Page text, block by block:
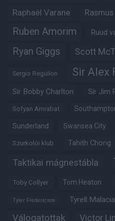
Raphaël Varane
Ruben Amorim Ruud
Ryan Giggs Scott
Sergio Reguilon Sir Alex
Sir Bobby Charlton Sir Jim
Sofyan Amrabat
Sunderland Swansea City
Szurkolói klub Tahith Chong
Taktikai mágnestábla
Toby Collyer Tom Heaton
Tyler Fredericson Tyrell Malacia
Válogatottak Victor